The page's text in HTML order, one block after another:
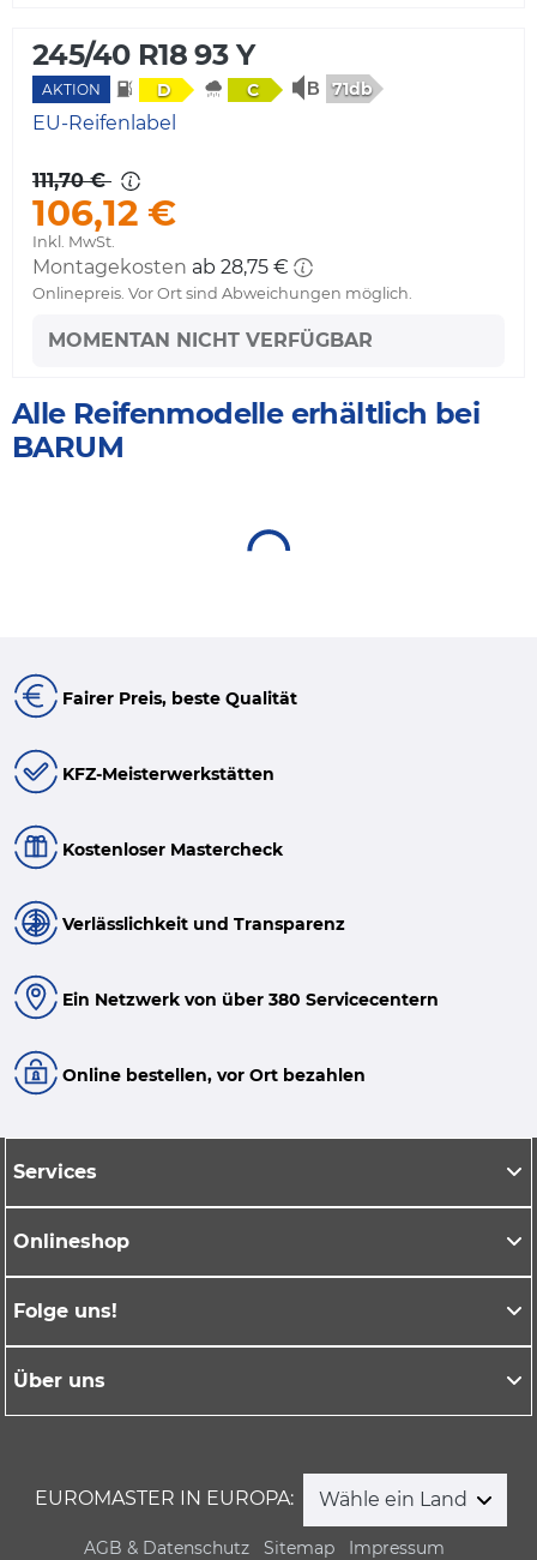
245/40 R18 93 Y
AKTION D C 71db
EU-Reifenlabel
111,70 €
106,12 €
Inkl. MwSt.
Montagekosten ab 28,75 €
Onlinepreis. Vor Ort sind Abweichungen möglich.
MOMENTAN NICHT VERFÜGBAR
Alle Reifenmodelle erhältlich bei
BARUM
Fairer Preis, beste Qualität
KFZ-Meisterwerkstätten
Kostenloser Mastercheck
Verlässlichkeit und Transparenz
Ein Netzwerk von über 380 Servicecentern
Online bestellen, vor Ort bezahlen
Services
Onlineshop
Folge uns!
Über uns
EUROMASTER IN EUROPA: Wähle ein Land
AGB & Datenschutz Sitemap Impressum